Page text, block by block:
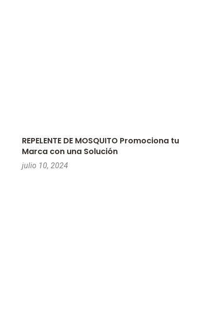
REPELENTE DE MOSQUITO Promociona tu
Marca con una Solución
julio 10, 2024